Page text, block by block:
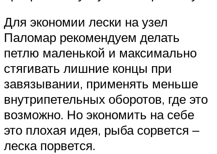
Для экономии лески на узел
Паломар рекомендуем делать
петлю маленькой и максимально
стягивать лишние концы при
завязывании, применять меньше
внутрипетельных оборотов, где это
возможно. Но экономить на себе
это плохая идея, рыба сорвется ‒
леска порвется.